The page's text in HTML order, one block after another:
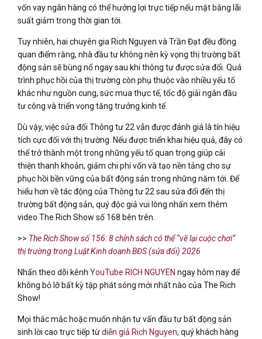
vốn vay ngân hàng có thể hưởng lợi trực tiếp nếu mặt bằng lãi
suất giảm trong thời gian tới.
Tuy nhiên, hai chuyên gia Rich Nguyen và Trần Đạt đều đồng
quan điểm rằng, nhà đầu tư không nên kỳ vọng thị trường bất
động sản sẽ bùng nổ ngay sau khi thông tư được sửa đổi. Quá
trình phục hồi của thị trường còn phụ thuộc vào nhiều yếu tố
khác như nguồn cung, sức mua thực tế, tốc độ giải ngân đầu
tư công và triển vọng tăng trưởng kinh tế.
Dù vậy, việc sửa đổi Thông tư 22 vẫn được đánh giá là tín hiệu
tích cực đối với thị trường. Nếu được triển khai hiệu quả, đây có
thể trở thành một trong những yếu tố quan trọng giúp cải
thiện thanh khoản, giảm chi phí vốn và tạo nền tảng cho sự
phục hồi bền vững của bất động sản trong những năm tới. Để
hiểu hơn về tác động của Thông tư 22 sau sửa đổi đến thị
trường bất động sản, quý độc giả vui lòng nhấn xem thêm
video The Rich Show số 168 bên trên.
>> The Rich Show số 156: 8 chính sách có thể “vẽ lại cuộc chơi”
thị trường trong Luật Kinh doanh BĐS (sửa đổi) 2026
Nhấn theo dõi kênh YouTube RICH NGUYEN ngay hôm nay để
không bỏ lỡ bất kỳ tập phát sóng mới nhất nào của The Rich
Show!
Mọi thắc mắc hoặc muốn nhận tư vấn đầu tư bất động sản
sinh lời cao trực tiếp từdiễn giả Rich Nguyen, quý khách hàng